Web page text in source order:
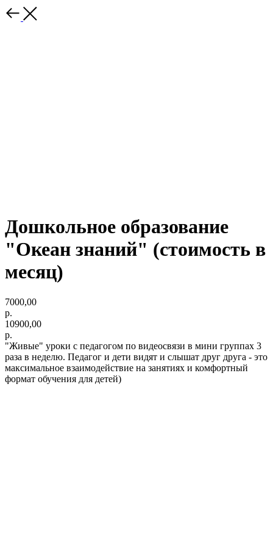
Дошкольное образование
"Океан знаний" (стоимость в
месяц)
7000,00
р.
10900,00
р.
"Живые" уроки с педагогом по видеосвязи в мини группах 3
раза в неделю. Педагог и дети видят и слышат друг друга - это
максимальное взаимодействие на занятиях и комфортный
формат обучения для детей)